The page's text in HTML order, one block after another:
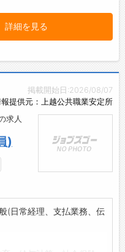
で、幅広い年齢層の社員
来をサポートしています
安心して働きたい方にオ
きる環境の整備を進めて
ど最新設備を揃えて、効
せています♪
詳細を見る
掲載開始日:2026/08/07
提供元：上越公共職業安定所
求人
)
(日常経理、支払業務、伝